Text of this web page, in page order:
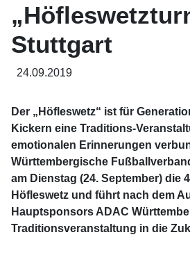
Stuttgart
24.09.2019
Der „Höfleswetz“ ist für
Kickern eine Traditions-
emotionalen Erinnerungen
Württembergische
am Dienstag (24. September) die
Höfleswetz und führt nach dem
Hauptsponsors ADAC
Traditionsveranstaltung in die